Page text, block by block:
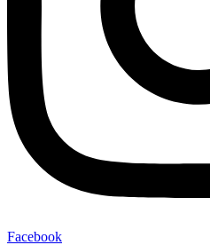
Facebook